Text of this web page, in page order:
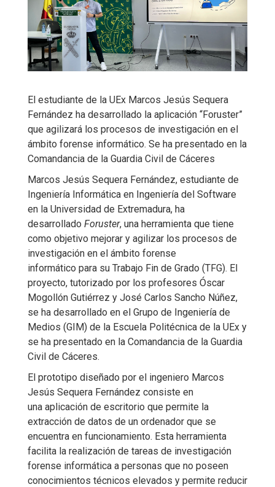
El estudiante de la UEx Marcos Jesús Sequera
Fernández ha desarrollado la aplicación “Foruster”
que agilizará los procesos de investigación en el
ámbito forense informático. Se ha presentado en la
Comandancia de la Guardia Civil de Cáceres
Marcos Jesús Sequera Fernández, estudiante de
Ingeniería Informática en Ingeniería del Software
en la Universidad de Extremadura, ha
desarrollado Foruster, una herramienta que tiene
como objetivo mejorar y agilizar los procesos de
investigación en el ámbito forense
informático para su Trabajo Fin de Grado (TFG). El
proyecto, tutorizado por los profesores Óscar
Mogollón Gutiérrez y José Carlos Sancho Núñez,
se ha desarrollado en el Grupo de Ingeniería de
Medios (GIM) de la Escuela Politécnica de la UEx y
se ha presentado en la Comandancia de la Guardia
Civil de Cáceres.
El prototipo diseñado por el ingeniero Marcos
Jesús Sequera Fernández consiste en
una aplicación de escritorio que permite la
extracción de datos de un ordenador que se
encuentra en funcionamiento. Esta herramienta
facilita la realización de tareas de investigación
forense informática a personas que no poseen
conocimientos técnicos elevados y permite reducir